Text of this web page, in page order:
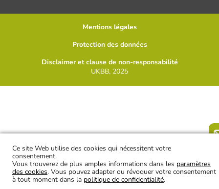
UKBB, 2025
Mentions légales
Protection des données
Disclaimer et clause de non-responsabilité